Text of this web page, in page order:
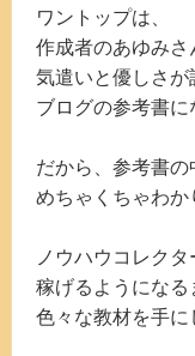
ワントップは、
作成者のあゆみさ
気遣いと優しさが
ブログの参考書に
だから、参考書の
めちゃくちゃわか
ノウハウコレクタ
稼げるようになる
色々な教材を手に